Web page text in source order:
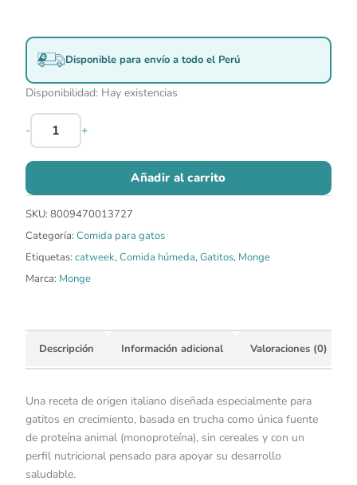
Disponible para envío a todo el Perú
Disponibilidad: Hay existencias
- +
Añadir al carrito
SKU: 8009470013727
Categoría: Comida para gatos
Etiquetas: catweek,Comida húmeda,Gatitos, Monge
Marca: Monge
Descripción Información adicional Valoraciones (0)
Una receta de origen italiano diseñada especialmente para
gatitos en crecimiento, basada en trucha como única fuente
de proteína animal (monoproteína), sin cereales y con un
perfil nutricional pensado para apoyar su desarrollo
saludable.